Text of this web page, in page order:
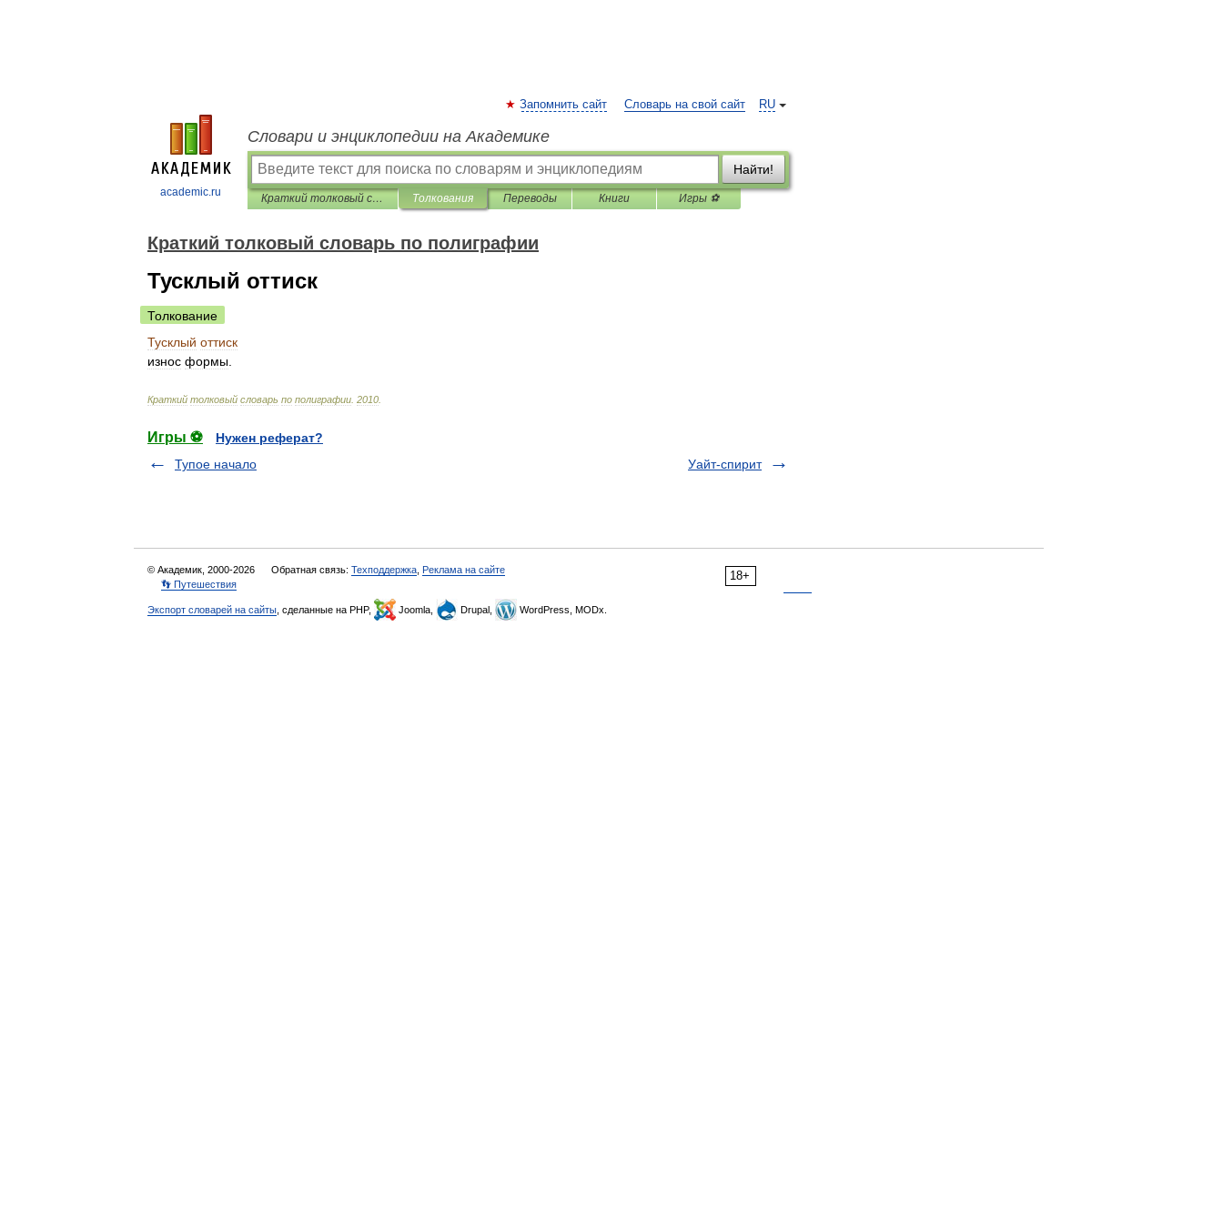
academic.ru
RU
Запомнить сайт Словарь на свой сайт
Словари и энциклопедии на Академике
Найти!
Краткий толковый словарь по полиграфии Толкования Переводы Книги Игры ⚽
Краткий толковый словарь по полиграфии
Тусклый оттиск
Толкование
Тусклый оттиск
износ формы
Краткий толковый словарь по полиграфии 2010
Игры ⚽
Нужен реферат?
Тупое начало
Уайт-спирит
18+
© Академик, 2000-2026 Обратная связь: Техподдержка Реклама на сайте
👣 Путешествия
Экспорт словарей на сайты , сделанные на PHP, Joomla, Drupal, WordPress, MODx.